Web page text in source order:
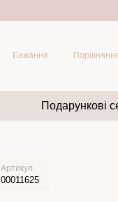
Бажання
Подарункові
Артикул
00011625